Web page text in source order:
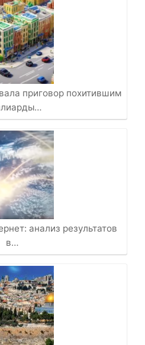
приговор похитившим
анализ результатов
в…